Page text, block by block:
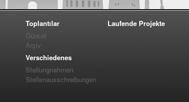
Toplantılar
Güncel
Arşiv
Verschiedenes
Stellungnahmen
Stellenausschreibungen
Laufende Projekte